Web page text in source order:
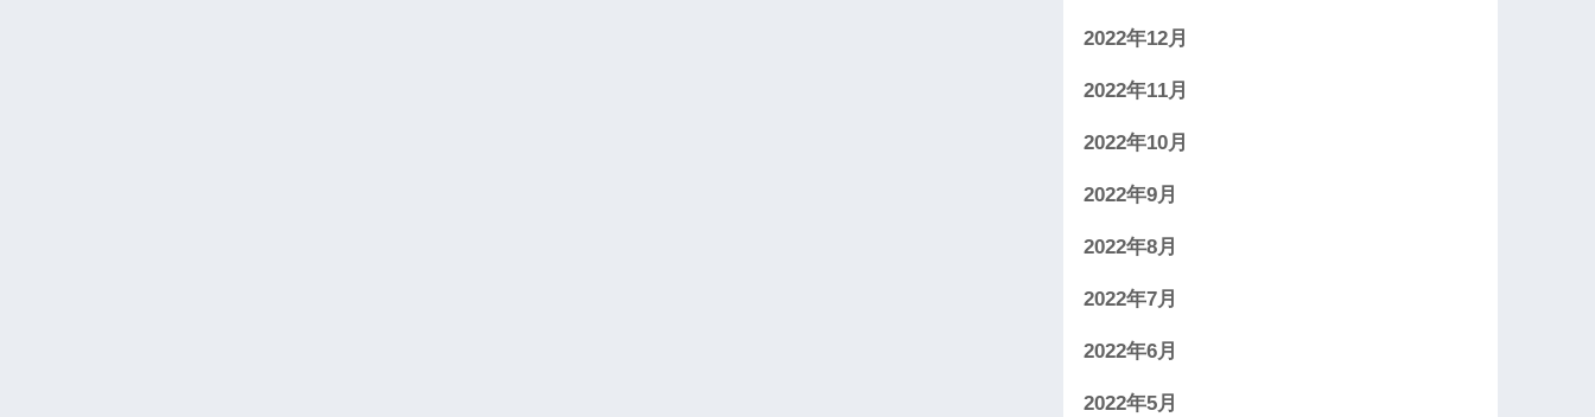
2022年12月
2022年11月
2022年10月
2022年9月
2022年8月
2022年7月
2022年6月
2022年5月